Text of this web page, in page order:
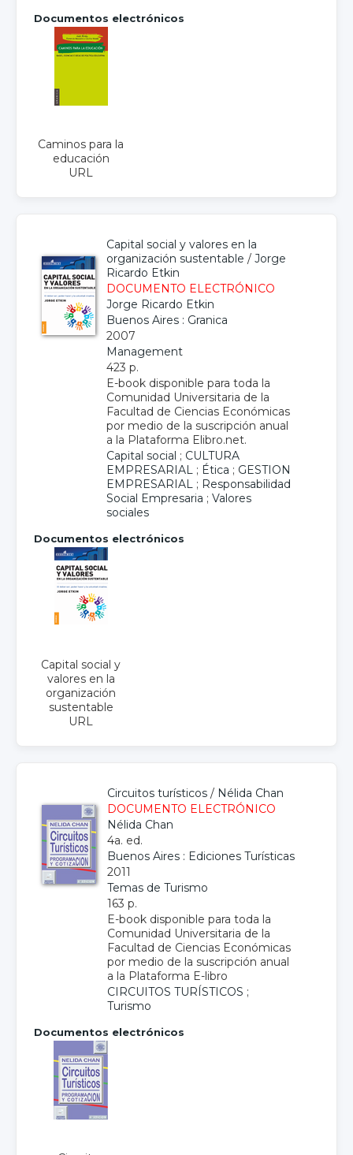
Documentos electrónicos
Caminos para la
educación
URL
Capital social y valores en la
organización sustentable / Jorge
Ricardo Etkin
DOCUMENTO ELECTRÓNICO
Jorge Ricardo Etkin
Buenos Aires : Granica
2007
Management
423 p.
E-book disponible para toda la
Comunidad Universitaria de la
Facultad de Ciencias Económicas
por medio de la suscripción anual
a la Plataforma Elibro.net.
Capital social ; CULTURA
EMPRESARIAL ; Ética ; GESTION
EMPRESARIAL ; Responsabilidad
Social Empresaria ; Valores
sociales
Documentos electrónicos
Capital social y
valores en la
organización
sustentable
URL
Circuitos turísticos / Nélida Chan
DOCUMENTO ELECTRÓNICO
Nélida Chan
4a. ed.
Buenos Aires : Ediciones Turísticas
2011
Temas de Turismo
163 p.
E-book disponible para toda la
Comunidad Universitaria de la
Facultad de Ciencias Económicas
por medio de la suscripción anual
a la Plataforma E-libro
CIRCUITOS TURÍSTICOS ;
Turismo
Documentos electrónicos